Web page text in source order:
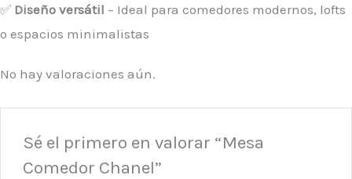
✅ Diseño versátil – Ideal para comedores modernos, lofts
o espacios minimalistas
No hay valoraciones aún.
Sé el primero en valorar “Mesa
Comedor Chanel”